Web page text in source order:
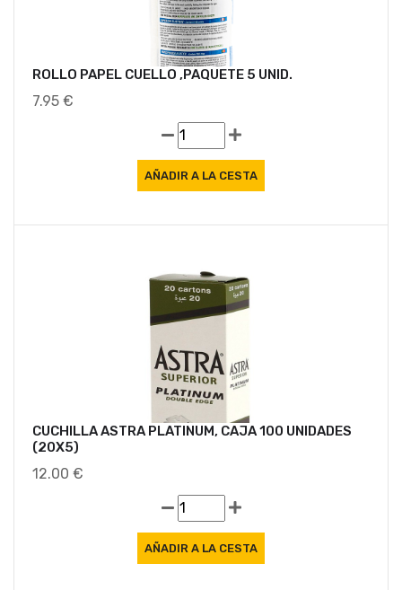
ROLLO PAPEL CUELLO ,PAQUETE 5 UNID.
7.95 €
CUCHILLA ASTRA PLATINUM, CAJA 100 UNIDADES
(20X5)
12.00 €